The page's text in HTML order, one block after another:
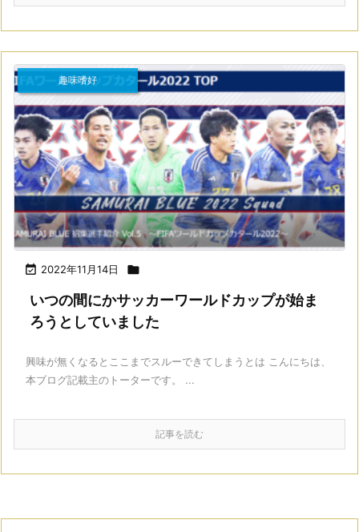
 2022年11月14日 
趣味嗜好
いつの間にかサッカーワールドカップが始ま
ろうとしていました
興味が無くなるとここまでスルーできてしまうとは こんにちは、
本ブログ記載主のトーターです。 ...
記事を読む